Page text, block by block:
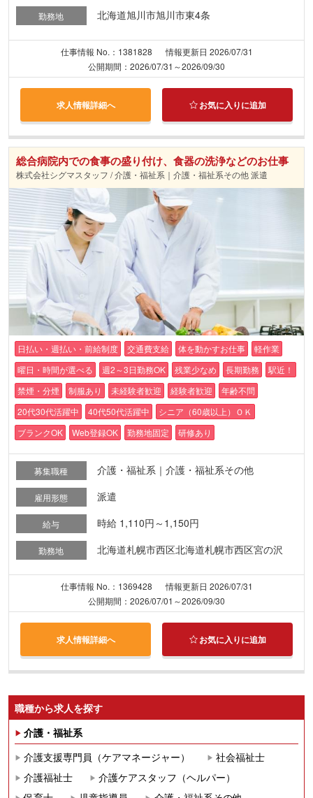
勤務地 北海道旭川市旭川市東4条
仕事情報 No.：1381828
情報更新日 2026/07/31
公開期間：2026/07/31～2026/09/30
求人情報詳細へ お気に入りに追加
総合病院内での食事の盛り付け、食器の洗浄などのお仕事
株式会社シグマスタッフ / 介護・福祉系｜介護・福祉系その他 派遣
日払い・週払い・前給制度 交通費支給 体を動かすお仕事
軽作業
曜日・時間が選べる
週2～3日勤務OK 残業少なめ 長期勤務
駅近！
禁煙・分煙
制服あり 未経験者歓迎 経験者歓迎
年齢不問
20代30代活躍中
40代50代活躍中
シニア（60歳以上）ＯＫ
ブランクOK
Web登録OK 勤務地固定 研修あり
募集職種 介護・福祉系｜介護・福祉系その他
雇用形態 派遣
給与 時給 1,110円～1,150円
勤務地 北海道札幌市西区北海道札幌市西区宮の沢
仕事情報 No.：1369428
情報更新日 2026/07/31
公開期間：2026/07/01～2026/09/30
求人情報詳細へ お気に入りに追加
職種から求人を探す
介護・福祉系
介護支援専門員（ケアマネージャー）
社会福祉士
介護福祉士
介護ケアスタッフ（ヘルパー）